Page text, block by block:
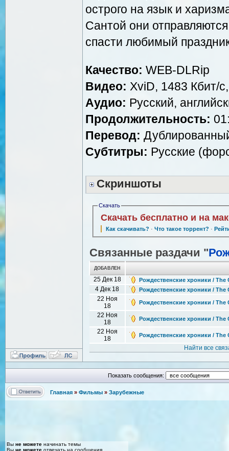
острого на язык и
Сантой они
спасти любимый
Качество: WEB-DLRip
Видео: XviD, 1483 Кбит/
Аудио: Русский,
Продолжительность:
Перевод:
Субтитры: Русские
Скриншоты
Скачать
Скачать бесплатно и на
Как скачивать? · Что такое торрент? ·
Связанные раздачи "
ДОБАВЛЕН
25 Дек 18 Рождественские хроники / The
4 Дек 18 Рождественские хроники / The
22 Ноя
18
Рождественские хроники / The
22 Ноя
18
Рождественские хроники / The
22 Ноя
18
Рождественские хроники / The
Найти все
Показать сообщения:
Главная » Фильмы » Зарубежные
Вы не можете начинать темы
Вы не можете отвечать на сообщения